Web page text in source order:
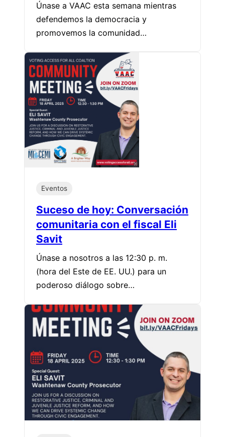
Únase a VAAC esta semana mientras
defendemos la democracia y
promovemos la comunidad…
Eventos
Suceso de hoy: Conversación
comunitaria con el fiscal Eli
Savit
Únase a nosotros a las 12:30 p. m.
(hora del Este de EE. UU.) para un
poderoso diálogo sobre…